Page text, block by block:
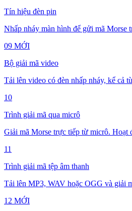
Tín hiệu đèn pin
Nhấp nháy màn hình để gửi mã
09 MỚI
Bộ giải mã video
Tải lên video có đèn nhấp nháy, kể cả
10
Trình giải mã qua micrô
Giải mã Morse trực tiếp từ micrô. Hoạt
11
Trình giải mã tệp âm thanh
Tải lên MP3, WAV hoặc OGG và giải
12 MỚI